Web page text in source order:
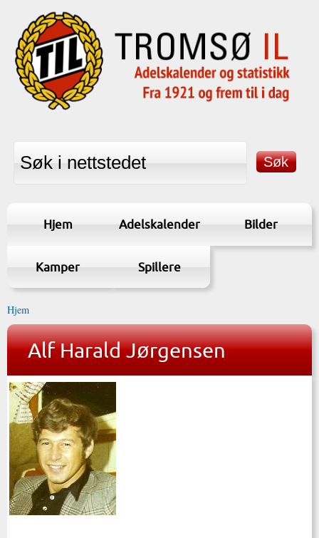
Hjem Adelskalender Bilder
Kamper Spillere
Hjem
Alf Harald Jørgensen